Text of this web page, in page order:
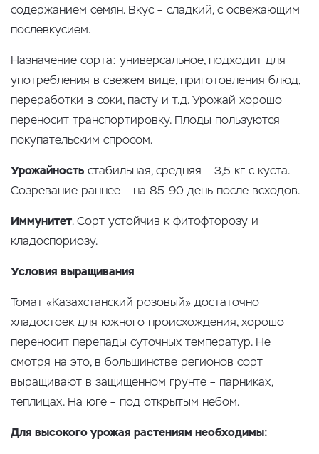
содержанием семян. Вкус – сладкий, с освежающим
послевкусием.
Назначение сорта: универсальное, подходит для
употребления в свежем виде, приготовления блюд,
переработки в соки, пасту и т.д. Урожай хорошо
переносит транспортировку. Плоды пользуются
покупательским спросом.
Урожайность стабильная, средняя – 3,5 кг с куста.
Созревание раннее – на 85-90 день после всходов.
Иммунитет. Сорт устойчив к фитофторозу и
кладоспориозу.
Условия выращивания
Томат «Казахстанский розовый» достаточно
хладостоек для южного происхождения, хорошо
переносит перепады суточных температур. Не
смотря на это, в большинстве регионов сорт
выращивают в защищенном грунте – парниках,
теплицах. На юге – под открытым небом.
Для высокого урожая растениям необходимы: